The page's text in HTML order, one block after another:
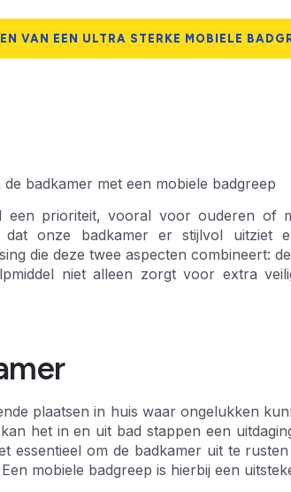
VAN EEN ULTRA STERKE MOBIELE
badkamer met een mobiele badgreep
een prioriteit, vooral voor ouderen of
dat onze badkamer er stijlvol uitziet
die deze twee aspecten combineert:
niet alleen zorgt voor extra
plaatsen in huis waar ongelukken
het in en uit bad stappen een
essentieel om de badkamer uit te
mobiele badgreep is hierbij een